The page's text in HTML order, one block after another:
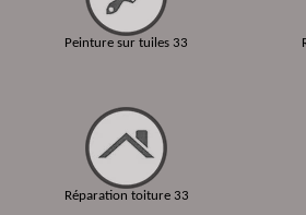
Peinture sur tuiles 33
Réparation toiture 33